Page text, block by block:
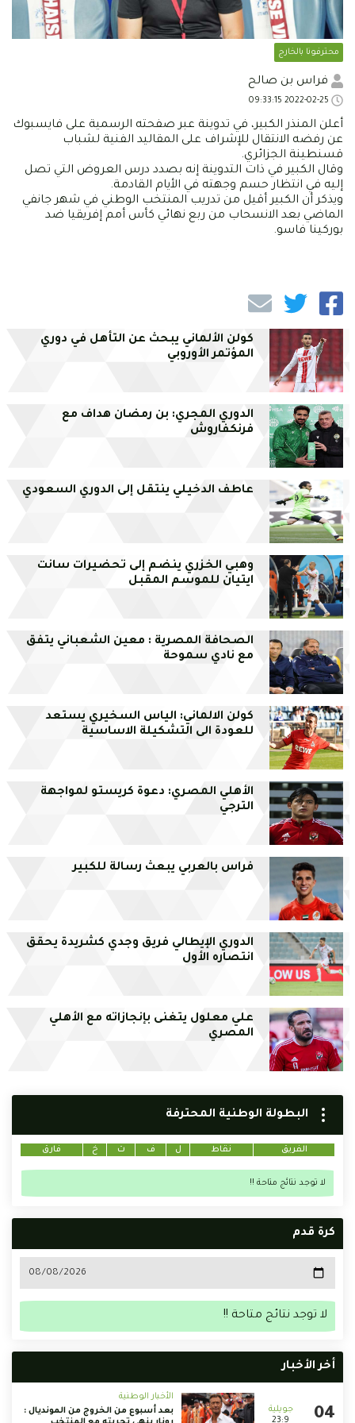
محترفونا بالخارج
فراس بن صالح
أعلن المنذر الكبير، في تدوينة عبر صفحته الرسمية على فايسبوك
عن رفضه الانتقال للإشراف على المقاليد الفنية لشباب
قسنطينة الجزائري.
وقال الكبير في ذات التدوينة إنه بصدد درس العروض التي تصل
إليه في انتظار حسم وجهته في الأيام القادمة.
ويذكر أن الكبير أقيل من تدريب المنتخب الوطني في شهر جانفي
الماضي بعد الانسحاب من ربع نهائي كأس أمم إفريقيا ضد
بوركينا فاسو.
كولن الألماني يبحث عن التأهل في دوري
المؤتمر الأوروبي
الدوري المجري: بن رمضان هداف مع
فرنكفاروش
عاطف الدخيلي ينتقل إلى الدوري السعودي
وهبي الخزري ينضم إلى تحضيرات سانت
ايتيان للموسم المقبل
الصحافة المصرية : معين الشعباني يتفق
مع نادي سموحة
كولن الالماني: الياس السخيري يستعد
للعودة الى التشكيلة الاساسية
الأهلي المصري: دعوة كريستو لمواجهة
الترجي
فراس بالعربي يبعث رسالة للكبير
الدوري الإيطالي فريق وجدي كشريدة يحقق
انتصاره الأول
علي معلول يتغنى بإنجازاته مع الأهلي
المصري
البطولة الوطنية المحترفة
الفريق نقاط ل ف ت خ فارق
لا توجد نتائج متاحة !!
كرة قدم
لا توجد نتائج متاحة !!
أخر الأخبار
23:9
الأخبار الوطنية
بعد أسبوع من الخروج من المونديال :